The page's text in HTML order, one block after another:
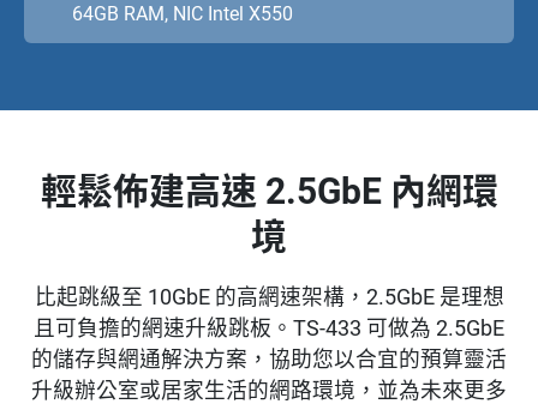
64GB RAM, NIC Intel X550
輕鬆佈建高速 2.5GbE 內網環
境
比起跳級至 10GbE 的高網速架構，2.5GbE 是理想
且可負擔的網速升級跳板。TS-433 可做為 2.5GbE
的儲存與網通解決方案，協助您以合宜的預算靈活
升級辦公室或居家生活的網路環境，並為未來更多